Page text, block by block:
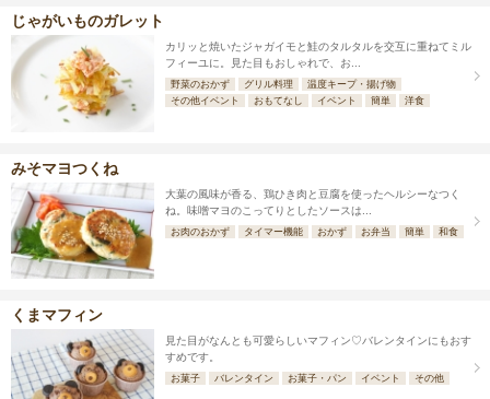
じゃがいものガレット
カリッと焼いたジャガイモと鮭のタルタルを交互に重ねてミル
フィーユに。見た目もおしゃれで、お...
野菜のおかず グリル料理
温度キープ・揚げ物
その他イベント
おもてなし イベント 簡単 洋食
みそマヨつくね
大葉の風味が香る、鶏ひき肉と豆腐を使ったヘルシーなつく
ね。味噌マヨのこってりとしたソースは...
お肉のおかず タイマー機能 おかず お弁当 簡単 和食
くまマフィン
見た目がなんとも可愛らしいマフィン♡バレンタインにもおす
すめです。
お菓子 バレンタイン お菓子・パン イベント その他